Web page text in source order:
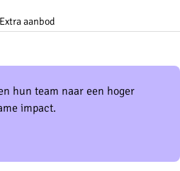
Extra aanbod
hun team naar een hoger
impact.